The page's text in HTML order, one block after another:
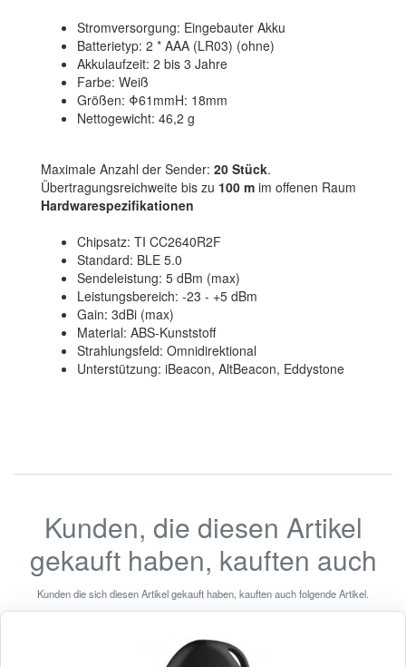
Stromversorgung: Eingebauter Akku
Batterietyp: 2 * AAA (LR03) (ohne)
Akkulaufzeit: 2 bis 3 Jahre
Farbe: Weiß
Größen: Φ61mmH: 18mm
Nettogewicht: 46,2 g
Maximale Anzahl der Sender: 20 Stück.
Übertragungsreichweite bis zu 100 m im offenen Raum
Hardwarespezifikationen
Chipsatz: TI CC2640R2F
Standard: BLE 5.0
Sendeleistung: 5 dBm (max)
Leistungsbereich: -23 - +5 dBm
Gain: 3dBi (max)
Material: ABS-Kunststoff
Strahlungsfeld: Omnidirektional
Unterstützung: iBeacon, AltBeacon, Eddystone
Kunden, die diesen Artikel
gekauft haben, kauften auch
Kunden die sich diesen Artikel gekauft haben, kauften auch folgende Artikel.